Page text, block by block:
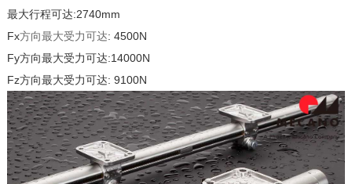
最大行程可达:2740mm
Fx方向最大受力可达: 4500N
Fy方向最大受力可达:14000N
Fz方向最大受力可达: 9100N